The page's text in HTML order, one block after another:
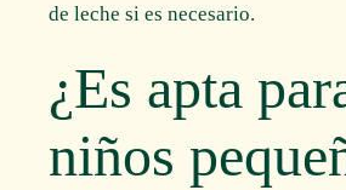
de leche si es necesario.
¿Es apta
niños